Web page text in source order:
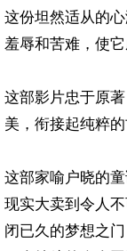
这份坦然适从的
羞辱和苦难，使
这部影片忠于原
美，衔接起纯粹的
这部家喻户晓的
现实大卖到令人
闭已久的梦想之